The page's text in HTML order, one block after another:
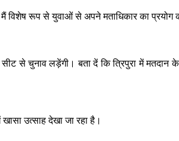
विशेष रूप से युवाओं से अपने मताधिकार का प्रयोग
सीट से चुनाव लड़ेंगी। बता दें कि त्रिपुरा में
उत्साह देखा जा रहा है।